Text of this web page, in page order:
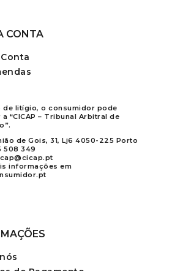
CONTA
de litígio, o consumidor pode
“CICAP – Tribunal Arbitral de
de Gois, 31, Lj6 4050-225 Porto
508 349
informações em